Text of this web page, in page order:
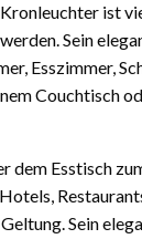
ist
Sein
Esszimmer,
Couchtisch
dem Esstisch
Sein